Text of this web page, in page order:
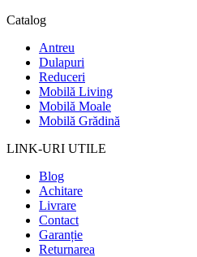
Catalog
Antreu
Dulapuri
Reduceri
Mobilă Living
Mobilă Moale
Mobilă Grădină
LINK-URI UTILE
Blog
Achitare
Livrare
Contact
Garanție
Returnarea